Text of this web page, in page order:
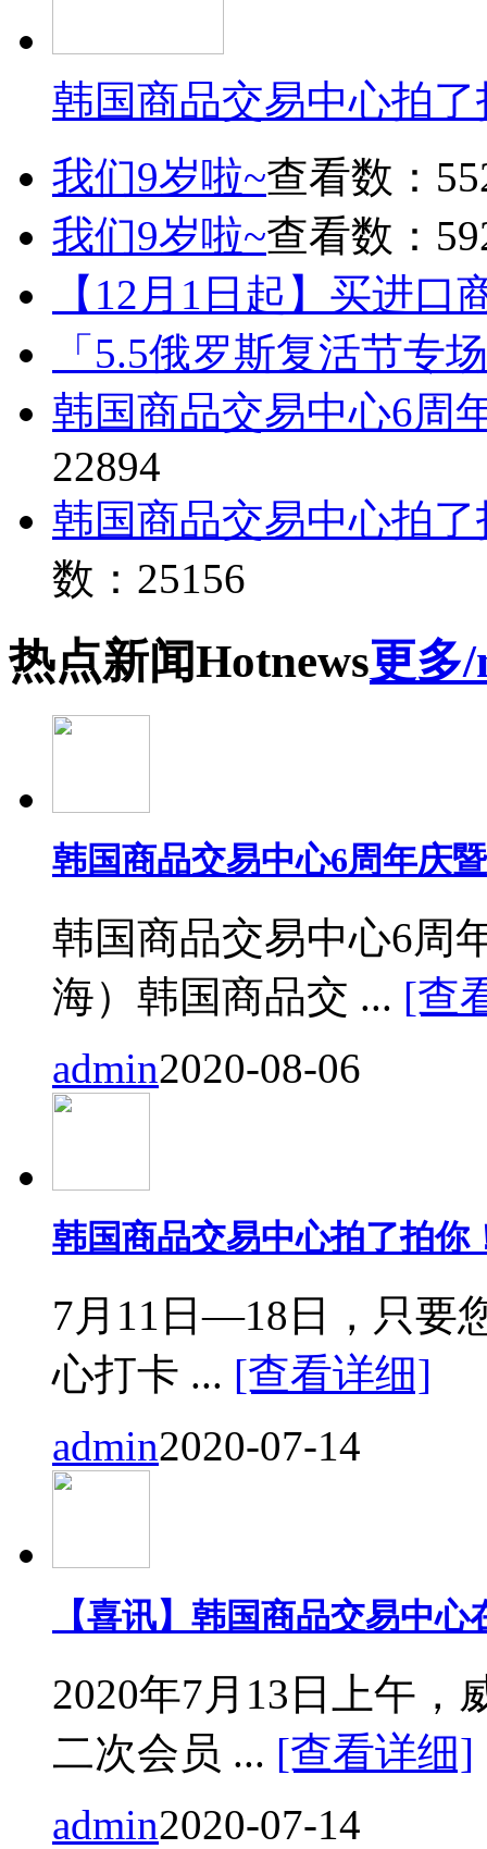
韩国商品交易中心拍
我们9岁啦~查看数：
我们9岁啦~查看数：
【12月1日起】买进口
「5.5俄罗斯复活节专
韩国商品交易中心6周
22894
韩国商品交易中心拍
数：25156
热点新闻Hotnews更多
韩国商品交易中心6周年庆
韩国商品交易中心6周
海）韩国商品交 ... [查
admin2020-08-06
韩国商品交易中心拍了拍你
7月11日—18日，只要
心打卡 ... [查看详细]
admin2020-07-14
【喜讯】韩国商品交易中
2020年7月13日上午，
二次会员 ... [查看详细]
admin2020-07-14